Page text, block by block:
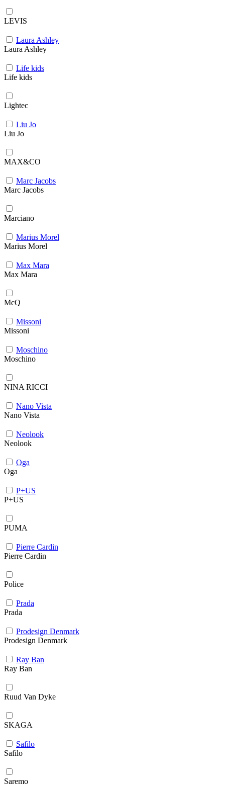
LEVIS
Laura Ashley
Laura Ashley
Life kids
Life kids
Lightec
Liu Jo
Liu Jo
MAX&CO
Marc Jacobs
Marc Jacobs
Marciano
Marius Morel
Marius Morel
Max Mara
Max Mara
McQ
Missoni
Missoni
Moschino
Moschino
NINA RICCI
Nano Vista
Nano Vista
Neolook
Neolook
Oga
Oga
P+US
P+US
PUMA
Pierre Cardin
Pierre Cardin
Police
Prada
Prada
Prodesign Denmark
Prodesign Denmark
Ray Ban
Ray Ban
Ruud Van Dyke
SKAGA
Safilo
Safilo
Saremo